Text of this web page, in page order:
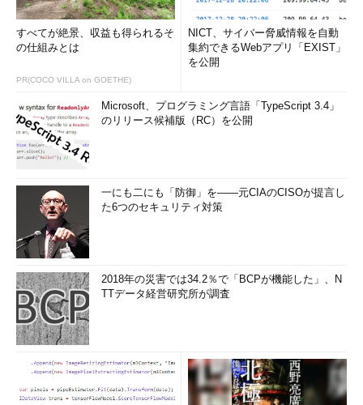
簡単に無視しないこと
言われるがままに全てを受け入れるのではく、言うべきこ
とを言い、受け入れるべきところは受け入れること
以上2点に留意しておくことが大切です。しかしながら監査は
税務調査と似ており相手の知識量との圧倒的な差が適切な対応を
難しくさせることも多いものです。適切に対応し、過不足を正確
に調整するためには、自らがそういった知識を十分に身に付ける
か、あるいは、専門家のアドバイスを受けることを検討すること
をお勧めします。
著者プロフィール
篠田 仁太郎（しのだ じんたろう）
日本におけるIT資産管理、ソフトウェア資産管理のトップコン
サルタント。（社）ソフトウェア資産管理評価認定協会 代表
すべてが絶景、収益も得られるそ
の仕組みとは
PR(COCO VILLA on GOETHE)
NICT、サイバー脅威情報を自動
集約できるWebアプリ「EXIST」
を公開
Microsoft、プログラミング言語「TypeScript 3.4」
のリリース候補版（RC）を公開
一にも二にも「防御」を――元CIAのCISOが提言し
た6つのセキュリティ対策
2018年の災害では34.2％で「BCPが機能した」、N
TTデータ経営研究所が調査